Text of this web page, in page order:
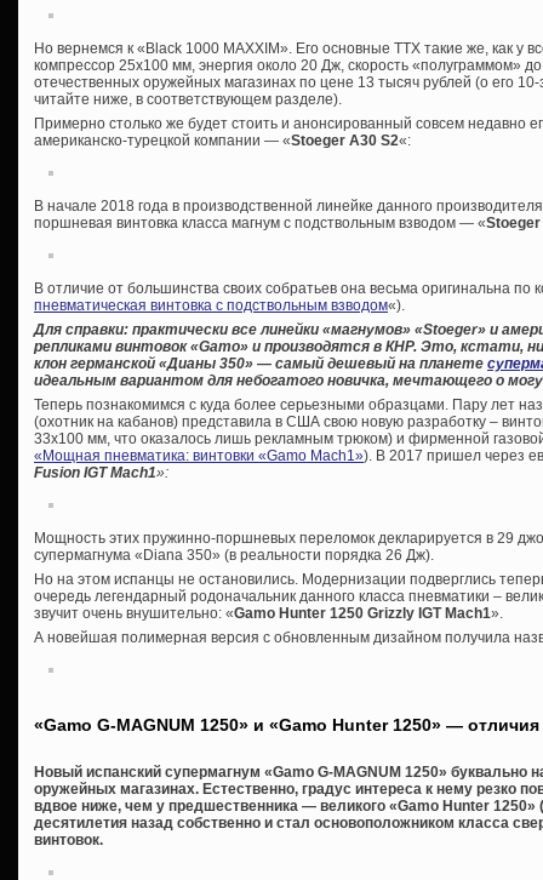
Но вернемся к «Black 1000 MAXXIM». Его основные ТТХ такие же, как у
компрессор 25х100 мм, энергия около 20 Дж, скорость «полуграммом»
отечественных оружейных магазинах по цене 13 тысяч рублей (о его
читайте ниже, в соответствующем разделе).
Примерно столько же будет стоить и анонсированный совсем недавно
американско-турецкой компании — «Stoeger A30 S2«:
В начале 2018 года в производственной линейке данного
поршневая винтовка класса магнум с подствольным взводом — «Stoeger
В отличие от большинства своих собратьев она весьма оригинальна по
пневматическая винтовка с подствольным взводом«).
Для справки: практически все линейки «магнумов» «Stoeger» и
репликами винтовок «Gamo» и производятся в КНР. Это, кстати,
клон германской «Дианы 350» — самый дешевый на планете
идеальным вариантом для небогатого новичка, мечтающего о
Теперь познакомимся с куда более серьезными образцами. Пару лет
(охотник на кабанов) представила в США свою новую разработку –
33х100 мм, что оказалось лишь рекламным трюком) и фирменной
«Мощная пневматика: винтовки «Gamo Maсh1»). В 2017 пришел через
Fusion IGT Mach1»:
Мощность этих пружинно-поршневых переломок декларируется в 29
супермагнума «Diana 350» (в реальности порядка 26 Дж).
Но на этом испанцы не остановились. Модернизации подверглись
очередь легендарный родоначальник данного класса пневматики –
звучит очень внушительно: «Gamo Hunter 1250 Grizzly IGT Mach1».
А новейшая полимерная версия с обновленным дизайном получила
«Gamo G-MAGNUM 1250» и «Gamo Hunter 1250» —
Новый испанский супермагнум «Gamo G-MAGNUM 1250» буквально
оружейных магазинах. Естественно, градус интереса к нему резко
вдвое ниже, чем у предшественника — великого «Gamo Hunter 1250»
десятилетия назад собственно и стал основоположником класса
винтовок.